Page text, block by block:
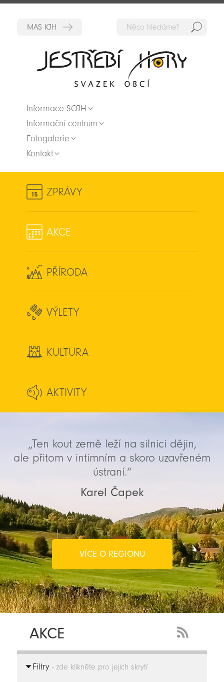
Informace SOJH
Informační centrum
Fotogalerie
Kontakt
ZPRÁVY
AKCE
PŘÍRODA
VÝLETY
KULTURA
AKTIVITY
„Ten kout země leží na silnici dějin,
ale přitom v intimním a skoro uzavřeném
ústraní.“
Karel Čapek
VÍCE O REGIONU
AKCE
Feed
Filtry- zde klikněte pro jejich skrytí